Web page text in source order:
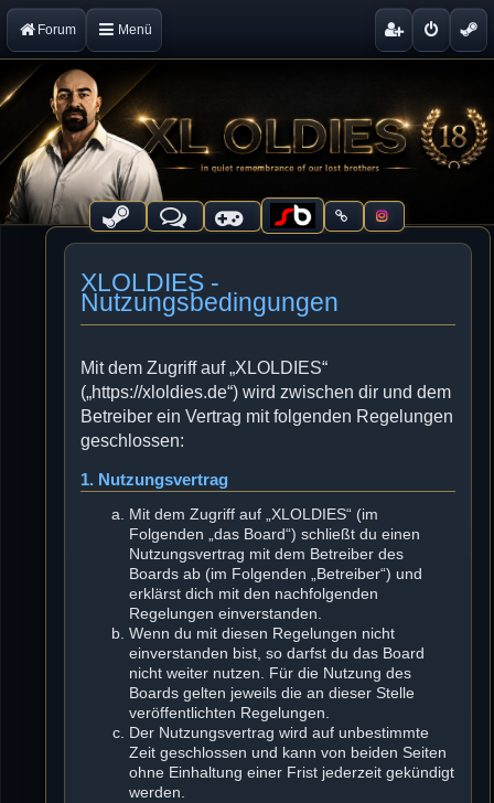
Forum Menü
XLOLDIES -
Nutzungsbedingungen
Mit dem Zugriff auf „XLOLDIES“
(„https://xloldies.de“) wird zwischen dir und dem
Betreiber ein Vertrag mit folgenden Regelungen
geschlossen:
1. Nutzungsvertrag
Mit dem Zugriff auf „XLOLDIES“ (im
Folgenden „das Board“) schließt du einen
Nutzungsvertrag mit dem Betreiber des
Boards ab (im Folgenden „Betreiber“) und
erklärst dich mit den nachfolgenden
Regelungen einverstanden.
Wenn du mit diesen Regelungen nicht
einverstanden bist, so darfst du das Board
nicht weiter nutzen. Für die Nutzung des
Boards gelten jeweils die an dieser Stelle
veröffentlichten Regelungen.
Der Nutzungsvertrag wird auf unbestimmte
Zeit geschlossen und kann von beiden Seiten
ohne Einhaltung einer Frist jederzeit gekündigt
werden.